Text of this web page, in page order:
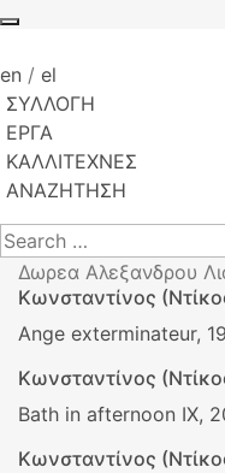
en / el
ΣΥΛΛΟΓΗ
ΕΡΓΑ
ΚΑΛΛΙΤΕΧΝΕΣ
ΑΝΑΖΗΤΗΣΗ
Δωρεα Αλεξανδρου
Κωνσταντίνος
Ange exterminateur,
Κωνσταντίνος
Bath in afternoon IX,
Κωνσταντίνος